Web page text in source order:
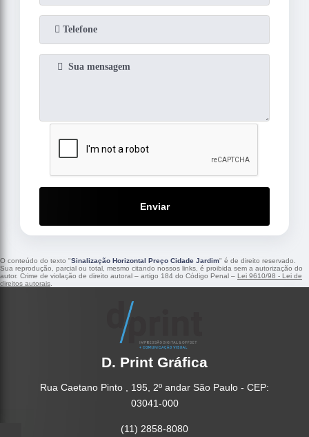
Enviar
O conteúdo do texto "Sinalização Horizontal Preço Cidade Jardim" é de direito reservado.
Sua reprodução, parcial ou total, mesmo citando nossos links, é proibida sem a autorização do
autor. Crime de violação de direito autoral – artigo 184 do Código Penal – Lei 9610/98 - Lei de
direitos autorais.
D. Print Gráfica
Rua Caetano Pinto , 195, 2º andar São Paulo - CEP:
03041-000
(11) 2858-8080